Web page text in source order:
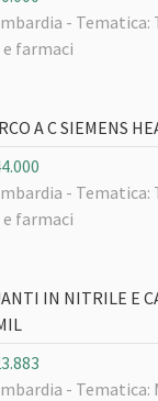
- Tematica:
farmaci
A C SIEMENS
- Tematica:
farmaci
IN NITRILE E
- Tematica: